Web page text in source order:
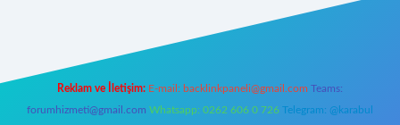
Reklam ve İletişim: E-mail: backlinkpaneli@gmail.com Teams:
forumhizmeti@gmail.com Whatsapp: 0262 606 0 726 Telegram: @karabul